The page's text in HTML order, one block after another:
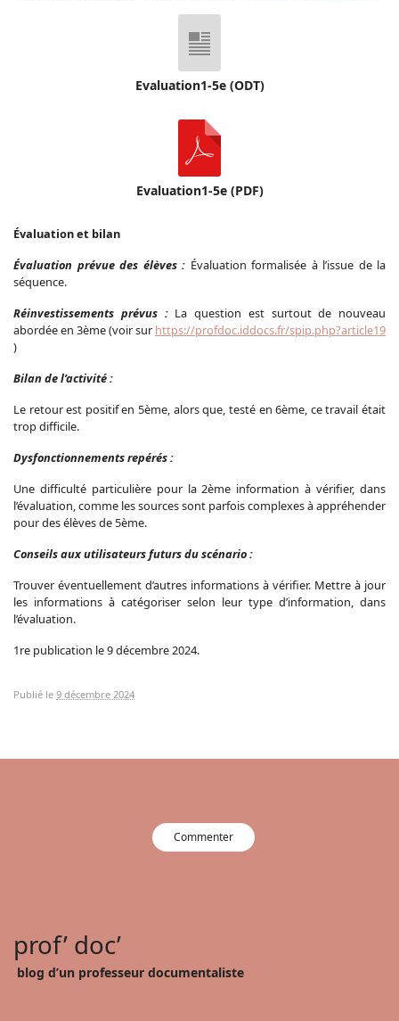
Evaluation1-5e (ODT)
Evaluation1-5e (PDF)
Évaluation et bilan
Évaluation prévue des élèves : Évaluation formalisée à l’issue de la
séquence.
Réinvestissements prévus : La question est surtout de nouveau
abordée en 3ème (voir sur https://profdoc.iddocs.fr/spip.php?article19
)
Bilan de l’activité :
Le retour est positif en 5ème, alors que, testé en 6ème, ce travail était
trop difficile.
Dysfonctionnements repérés :
Une difficulté particulière pour la 2ème information à vérifier, dans
l’évaluation, comme les sources sont parfois complexes à appréhender
pour des élèves de 5ème.
Conseils aux utilisateurs futurs du scénario :
Trouver éventuellement d’autres informations à vérifier. Mettre à jour
les informations à catégoriser selon leur type d’information, dans
l’évaluation.
1re publication le 9 décembre 2024.
Publié le 9 décembre 2024
Commenter
prof’ doc’
blog d’un professeur documentaliste